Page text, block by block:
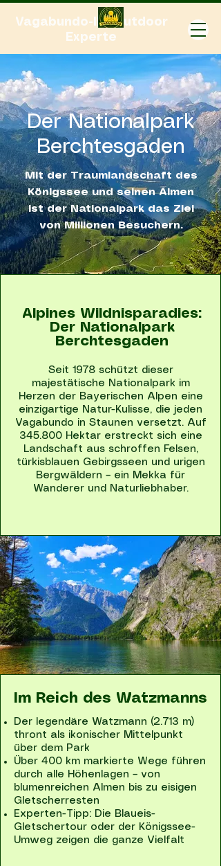
Vagabundo-Ihr Outdoor
Experte
Der Nationalpark
Berchtesgaden
Mit der Traumlandschaft des
Königssee und seinen Almen
ist der Nationalpark das Ziel
von Millionen Besuchern.
Alpines Wildnisparadies:
Der Nationalpark
Berchtesgaden
Seit 1978 schützt dieser
majestätische Nationalpark im
Herzen der Bayerischen Alpen eine
einzigartige Natur-Kulisse, die jeden
Vagabundo in Staunen versetzt. Auf
345.800 Hektar erstreckt sich eine
Landschaft aus schroffen Felsen,
türkisblauen Gebirgsseen und urigen
Bergwäldern – ein Mekka für
Wanderer und Naturliebhaber.
Im Reich des Watzmanns
Der legendäre Watzmann (2.713 m)
thront als ikonischer Mittelpunkt
über dem Park
Über 400 km markierte Wege führen
durch alle Höhenlagen – von
blumenreichen Almen bis zu eisigen
Gletscherresten
Experten-Tipp: Die Blaueis-
Gletschertour oder der Königssee-
Umweg zeigen die ganze Vielfalt